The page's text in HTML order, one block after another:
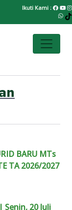
Ikuti Kami :
BARU MTs
TA 2026/2027
Senin, 20 Juli